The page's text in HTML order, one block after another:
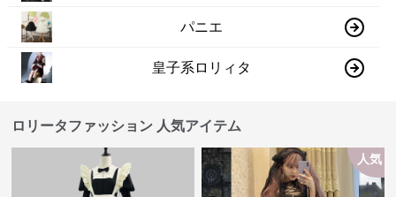
パニエ
皇子系ロリィタ
ロリータファッション 人気アイテム
人気